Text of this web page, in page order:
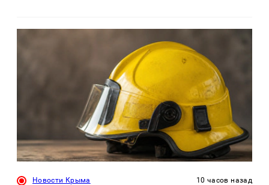
Новости Крыма 10 часов назад